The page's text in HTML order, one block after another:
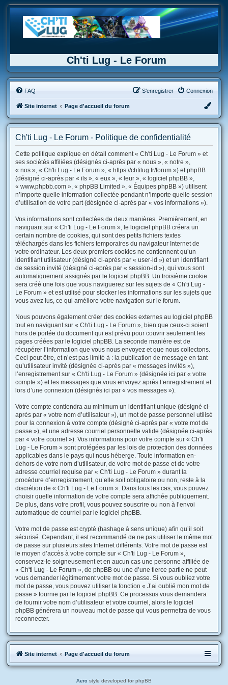
Ch'ti Lug - Le Forum
FAQ Connexion
S’enregistrer
Site internet Page d'accueil du forum
Ch'ti Lug - Le Forum - Politique de confidentialité
Cette politique explique en détail comment « Ch'ti Lug - Le Forum » et
ses sociétés affiliées (désignés ci-après par « nous », « notre »,
« nos », « Ch'ti Lug - Le Forum », « https://chtilug.fr/forum ») et phpBB
(désigné ci-après par « ils », « eux », « leur », « logiciel phpBB »,
« www.phpbb.com », « phpBB Limited », « Équipes phpBB ») utilisent
n’importe quelle information collectée pendant n’importe quelle session
d’utilisation de votre part (désignée ci-après par « vos informations »).
Vos informations sont collectées de deux manières. Premièrement, en
naviguant sur « Ch'ti Lug - Le Forum », le logiciel phpBB créera un
certain nombre de cookies, qui sont des petits fichiers textes
téléchargés dans les fichiers temporaires du navigateur Internet de
votre ordinateur. Les deux premiers cookies ne contiennent qu’un
identifiant utilisateur (désigné ci-après par « user-id ») et un identifiant
de session invité (désigné ci-après par « session-id »), qui vous sont
automatiquement assignés par le logiciel phpBB. Un troisième cookie
sera créé une fois que vous naviguerez sur les sujets de « Ch'ti Lug -
Le Forum » et est utilisé pour stocker les informations sur les sujets que
vous avez lus, ce qui améliore votre navigation sur le forum.
Nous pouvons également créer des cookies externes au logiciel phpBB
tout en naviguant sur « Ch'ti Lug - Le Forum », bien que ceux-ci soient
hors de portée du document qui est prévu pour couvrir seulement les
pages créées par le logiciel phpBB. La seconde manière est de
récupérer l’information que vous nous envoyez et que nous collectons.
Ceci peut être, et n’est pas limité à : la publication de message en tant
qu’utilisateur invité (désignée ci-après par « messages invités »),
l’enregistrement sur « Ch'ti Lug - Le Forum » (désignée ici par « votre
compte ») et les messages que vous envoyez après l’enregistrement et
lors d’une connexion (désignés ici par « vos messages »).
Votre compte contiendra au minimum un identifiant unique (désigné ci-
après par « votre nom d’utilisateur »), un mot de passe personnel utilisé
pour la connexion à votre compte (désigné ci-après par « votre mot de
passe »), et une adresse courriel personnelle valide (désignée ci-après
par « votre courriel »). Vos informations pour votre compte sur « Ch'ti
Lug - Le Forum » sont protégées par les lois de protection des données
applicables dans le pays qui nous héberge. Toute information en-
dehors de votre nom d’utilisateur, de votre mot de passe et de votre
adresse courriel requise par « Ch'ti Lug - Le Forum » durant la
procédure d’enregistrement, qu’elle soit obligatoire ou non, reste à la
discrétion de « Ch'ti Lug - Le Forum ». Dans tous les cas, vous pouvez
choisir quelle information de votre compte sera affichée publiquement.
De plus, dans votre profil, vous pouvez souscrire ou non à l’envoi
automatique de courriel par le logiciel phpBB.
Votre mot de passe est crypté (hashage à sens unique) afin qu’il soit
sécurisé. Cependant, il est recommandé de ne pas utiliser le même mot
de passe sur plusieurs sites Internet différents. Votre mot de passe est
le moyen d’accès à votre compte sur « Ch'ti Lug - Le Forum »,
conservez-le soigneusement et en aucun cas une personne affiliée de
« Ch'ti Lug - Le Forum », de phpBB ou une d’une tierce partie ne peut
vous demander légitimement votre mot de passe. Si vous oubliez votre
mot de passe, vous pouvez utiliser la fonction « J’ai oublié mon mot de
passe » fournie par le logiciel phpBB. Ce processus vous demandera
de fournir votre nom d’utilisateur et votre courriel, alors le logiciel
phpBB générera un nouveau mot de passe qui vous permettra de vous
reconnecter.
Site internet Page d'accueil du forum
Aero style developed for phpBB